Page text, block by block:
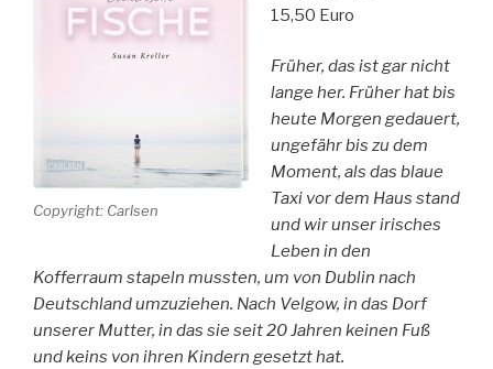
Copyright: Carlsen
15,50 Euro
Früher, das ist gar nicht
lange her. Früher hat bis
heute Morgen gedauert,
ungefähr bis zu dem
Moment, als das blaue
Taxi vor dem Haus stand
und wir unser irisches
Leben in den
Kofferraum stapeln mussten, um von Dublin nach
Deutschland umzuziehen. Nach Velgow, in das Dorf
unserer Mutter, in das sie seit 20 Jahren keinen Fuß
und keins von ihren Kindern gesetzt hat.